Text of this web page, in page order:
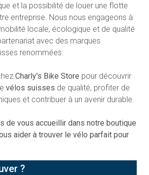
et la possibilité de louer une flotte
entreprise. Nous nous engageons à
locale, écologique et de qualité
avec des marques
renommées.
Charly's Bike Store pour découvrir
vélos suisses de qualité, profiter de
et contribuer à un avenir durable.
de vous accueillir dans notre boutique
aider à trouver le vélo parfait pour
?